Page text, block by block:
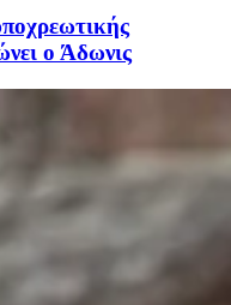
ο Άδωνις